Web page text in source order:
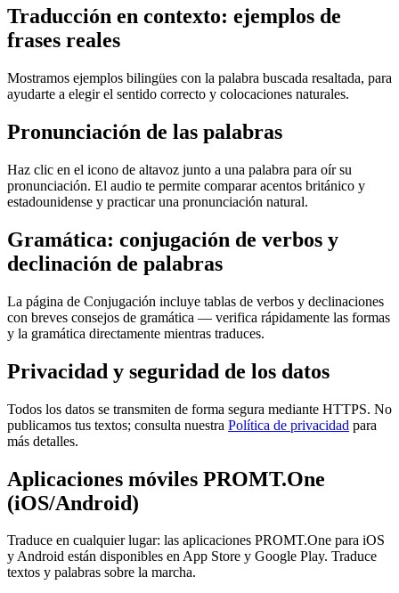
Traducción en contexto: ejemplos de
frases reales
Mostramos ejemplos bilingües con la palabra buscada resaltada, para
ayudarte a elegir el sentido correcto y colocaciones naturales.
Pronunciación de las palabras
Haz clic en el icono de altavoz junto a una palabra para oír su
pronunciación. El audio te permite comparar acentos británico y
estadounidense y practicar una pronunciación natural.
Gramática: conjugación de verbos y
declinación de palabras
La página de Conjugación incluye tablas de verbos y declinaciones
con breves consejos de gramática — verifica rápidamente las formas
y la gramática directamente mientras traduces.
Privacidad y seguridad de los datos
Todos los datos se transmiten de forma segura mediante HTTPS. No
publicamos tus textos; consulta nuestra Política de privacidad para
más detalles.
Aplicaciones móviles PROMT.One
(iOS/Android)
Traduce en cualquier lugar: las aplicaciones PROMT.One para iOS
y Android están disponibles en App Store y Google Play. Traduce
textos y palabras sobre la marcha.